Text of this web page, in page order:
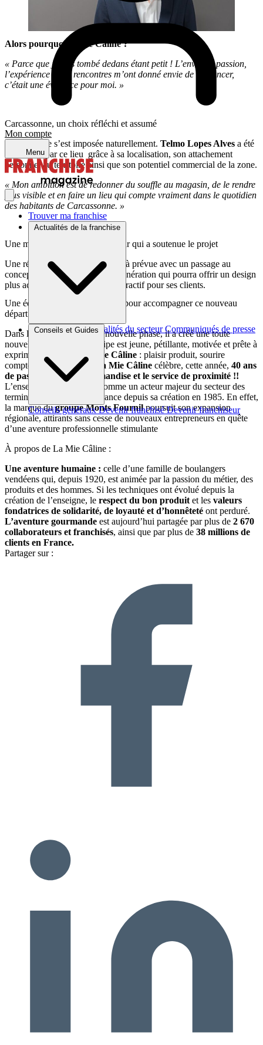
Mon compte
Menu
Trouver ma franchise
Actualités de la franchise
Brèves et actus Actualités du secteur Communiqués de presse
Conseils et Guides
Conseils généraux Devenir franchisé Devenir franchiseur
Alors pourquoi la Mie Câline ?
« Parce que je suis tombé dedans étant petit ! L’envie, la passion,
l’expérience et les rencontres m’ont donné envie de me lancer,
c’était une évidence pour moi. »
Carcassonne, un choix réfléchi et assumé
Carcassonne s’est imposée naturellement. Telmo Lopes Alves a été
convaincu par ce lieu grâce à sa localisation, son attachement
personnel au territoire ainsi que son potentiel commercial de la zone.
« Mon ambition est de redonner du souffle au magasin, de le rendre
plus visible et en faire un lieu qui compte vraiment dans le quotidien
des habitants de Carcassonne. »
Une modernisation en profondeur qui a soutenue le projet
Une rénovation de façade est déjà prévue avec un passage au
concept
La Mie Câline 4ème génération qui pourra offrir un design
plus actuel, plus lisible et plus attractif pour ses clients.
Une équipe jeune et renouvelée pour accompagner ce nouveau
départ
Dans le but de mener cette nouvelle phase, il a créé une toute
nouvelle équipe. Cette équipe est jeune, pétillante, motivée et prête à
exprimer l’ADN de
La Mie Câline : plaisir produit, sourire
comptoir, service rapide
La Mie Câline célèbre, cette année, 40 ans
de passion pour la gourmandise et le service de proximité !!
L’enseigne s’est imposée comme un acteur majeur du secteur des
terminaux de cuisson en France depuis sa création en 1985. En effet,
la marque dugroupe Monts Fournilpoursuit son expansion
régionale, attirants sans cesse de nouveaux entrepreneurs en quête
d’une aventure professionnelle stimulante
À propos de La Mie Câline :
Une aventure humaine : celle d’une famille de boulangers
vendéens qui, depuis 1920, est animée par la passion du métier, des
produits et des hommes. Si les techniques ont évolué depuis la
création de l’enseigne, le respect du bon produit et les valeurs
fondatrices de solidarité, de loyauté et d’honnêteté ont perduré.
L’aventure gourmande est aujourd’hui partagée par plus de 2 670
collaborateurs et franchisés, ainsi que par plus de 38 millions de
clients en France.
Partager sur :